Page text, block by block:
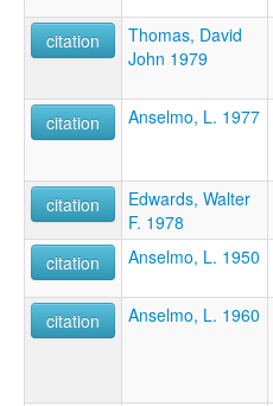
citation
Thomas, David
John 1979
citation
Anselmo, L. 1977
citation
Edwards, Walter
F. 1978
citation
Anselmo, L. 1950
citation
Anselmo, L. 1960